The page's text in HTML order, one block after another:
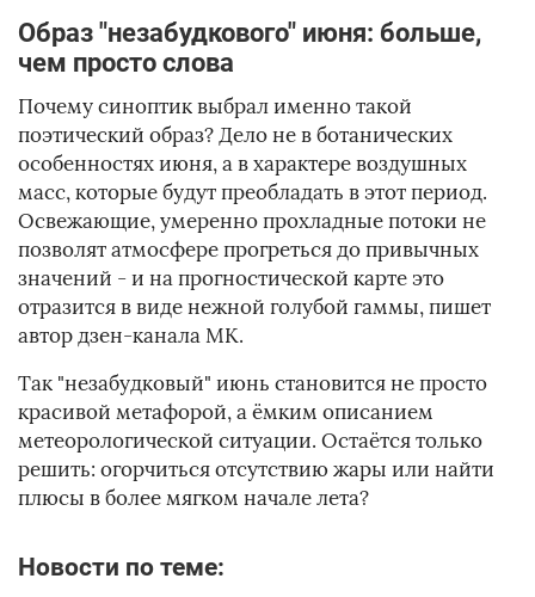
Образ "незабудкового" июня: больше,
чем просто слова
Почему синоптик выбрал именно такой
поэтический образ? Дело не в ботанических
особенностях июня, а в характере воздушных
масс, которые будут преобладать в этот период.
Освежающие, умеренно прохладные потоки не
позволят атмосфере прогреться до привычных
значений - и на прогностической карте это
отразится в виде нежной голубой гаммы, пишет
автор дзен-канала МК.
Так "незабудковый" июнь становится не просто
красивой метафорой, а ёмким описанием
метеорологической ситуации. Остаётся только
решить: огорчиться отсутствию жары или найти
плюсы в более мягком начале лета?
Новости по теме: